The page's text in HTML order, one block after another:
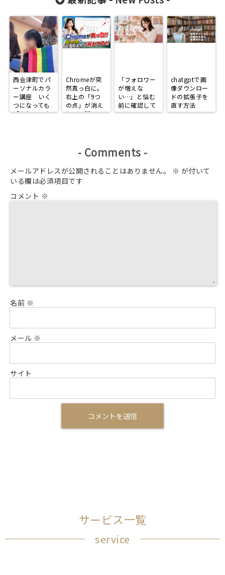
西会津町でパ
ーソナルカラ
ー講座 いく
つになっても
「きれいで在
Chromeが突
然真っ白に。
右上の「9つ
の点」が消え
た日の話
「フォロワー
が増えな
い…」と悩む
前に確認して
ほしい、
chatgptで画
像ダウンロー
ドの拡張子を
直す方法
- Comments -
メールアドレスが公開されることはありません。 ※ が付いて
いる欄は必須項目です
コメント ※
名前 ※
メール ※
サイト
サービス一覧
service